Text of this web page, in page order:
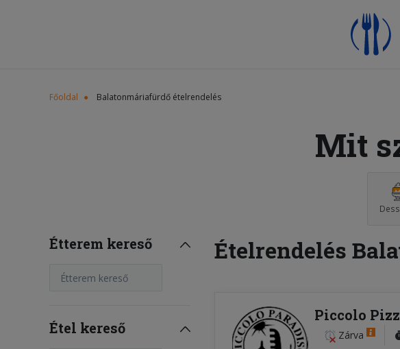
Főoldal Balatonmáriafürdő ételrendelés
Mit
Étterem kereső
Étterem kereső
Étel kereső
Ételrendelés
Piccolo
Zárva